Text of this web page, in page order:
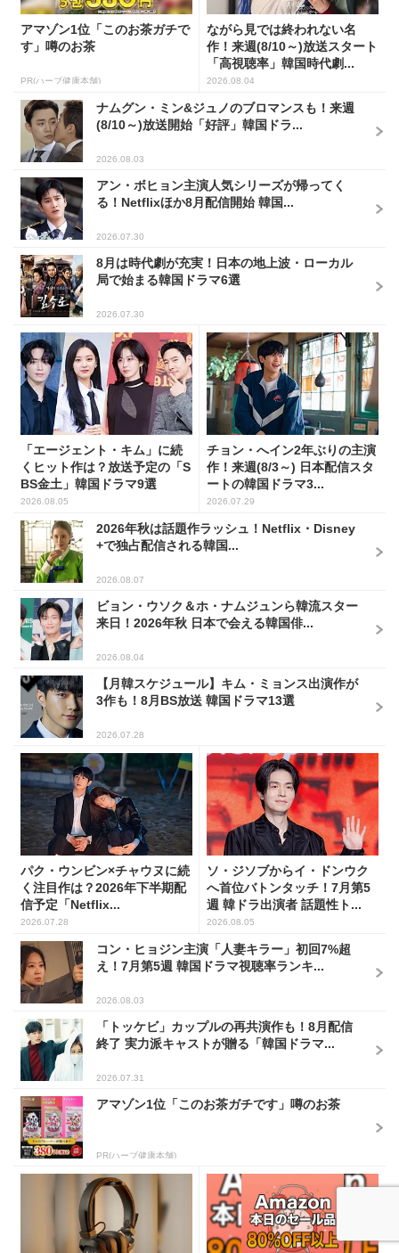
アマゾン1位「このお茶ガチで
す」噂のお茶
PR(ハーブ健康本舗)
ながら見では終われない名
作！来週(8/10～)放送スタート
「高視聴率」韓国時代劇...
2026.08.04
ナムグン・ミン&ジュノのブロマンスも！来週
(8/10～)放送開始「好評」韓国ドラ...
2026.08.03
アン・ボヒョン主演人気シリーズが帰ってく
る！Netflixほか8月配信開始 韓国...
2026.07.30
8月は時代劇が充実！日本の地上波・ローカル
局で始まる韓国ドラマ6選
2026.07.30
「エージェント・キム」に続
くヒット作は？放送予定の「S
BS金土」韓国ドラマ9選
2026.08.05
チョン・へイン2年ぶりの主演
作！来週(8/3～) 日本配信スタ
ートの韓国ドラマ3...
2026.07.29
2026年秋は話題作ラッシュ！Netflix・Disney
+で独占配信される韓国...
2026.08.07
ビョン・ウソク＆ホ・ナムジュンら韓流スター
来日！2026年秋 日本で会える韓国俳...
2026.08.04
【月韓スケジュール】キム・ミョンス出演作が
3作も！8月BS放送 韓国ドラマ13選
2026.07.28
パク・ウンビン×チャウヌに続
く注目作は？2026年下半期配
信予定「Netflix...
2026.07.28
ソ・ジソブからイ・ドンウク
へ首位バトンタッチ！7月第5
週 韓ドラ出演者 話題性ト...
2026.08.05
コン・ヒョジン主演「人妻キラー」初回7%超
え！7月第5週 韓国ドラマ視聴率ランキ...
2026.08.03
「トッケビ」カップルの再共演作も！8月配信
終了 実力派キャストが贈る「韓国ドラマ...
2026.07.31
アマゾン1位「このお茶ガチです」噂のお茶
PR(ハーブ健康本舗)